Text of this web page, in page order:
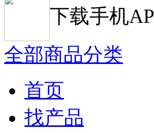
下载手机
全部商品分类
首页
找产品